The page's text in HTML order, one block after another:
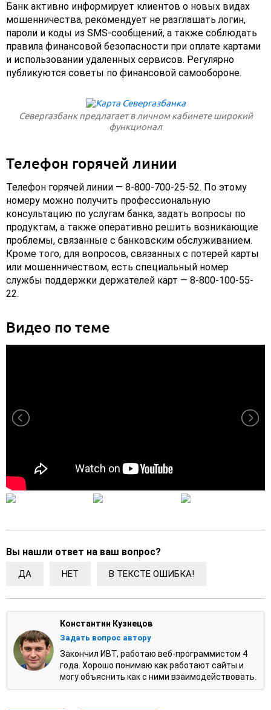
Банк активно информирует клиентов о новых видах
мошенничества, рекомендует не разглашать логин,
пароли и коды из SMS-сообщений, а также соблюдать
правила финансовой безопасности при оплате картами
и использовании удаленных сервисов. Регулярно
публикуются советы по финансовой самообороне.
Севергазбанк предлагает в личном кабинете широкий
функционал
Телефон горячей линии
Телефон горячей линии — 8-800-700-25-52. По этому
номеру можно получить профессиональную
консультацию по услугам банка, задать вопросы по
продуктам, а также оперативно решить возникающие
проблемы, связанные с банковским обслуживанием.
Кроме того, для вопросов, связанных с потерей карты
или мошенничеством, есть специальный номер
службы поддержки держателей карт — 8-800-100-55-
22.
Видео по теме
Вы нашли ответ на ваш вопрос?
ДА НЕТ В ТЕКСТЕ ОШИБКА!
Константин Кузнецов
Задать вопрос автору
Закончил ИВТ, работаю веб-программистом 4
года. Хорошо понимаю как работают сайты и
могу объяснить как с ними взаимодействовать.